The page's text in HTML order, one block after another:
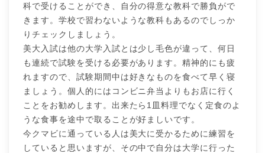
科で受けることができ、自分の得意な教科で勝負がで
きます。学校で習わないような教科もあるのでしっか
りチェックしましょう。
美大入試は他の大学入試とは少し毛色が違って、何日
も連続で試験を受ける必要があります。精神的にも疲
れますので、試験期間中は好きなものを食べて早く寝
ましょう。個人的にはコンビニ弁当よりもお店に行く
ことをお勧めします。出来たら1皿料理でなく定食のよ
うな食事を途中で取ることが好ましいです。
今クマビに通っている人は美大に受かるために練習を
していると思いますが、その中で自分は大学に行った